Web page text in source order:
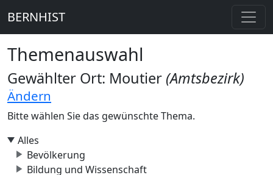
BERNHIST
Themenauswahl
Gewählter Ort: Moutier (Amtsbezirk)
Ändern
Bitte wählen Sie das gewünschte Thema.
Alles
Bevölkerung
Bildung und Wissenschaft